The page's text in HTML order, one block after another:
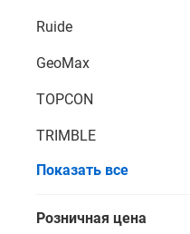
Ruide
GeoMax
TOPCON
TRIMBLE
Показать все
Розничная цена